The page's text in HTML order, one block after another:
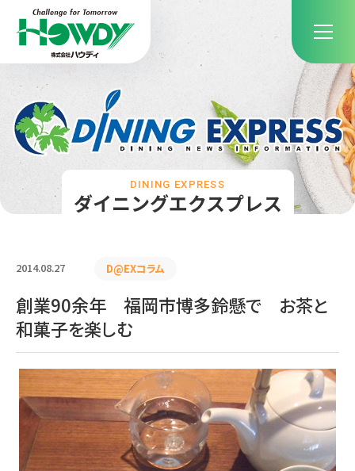
ダイニングエクスプレス
DINING EXPRESS
2014.08.27 D@EXコラム
創業90余年 福岡市博多鈴懸で お茶と
和菓子を楽しむ